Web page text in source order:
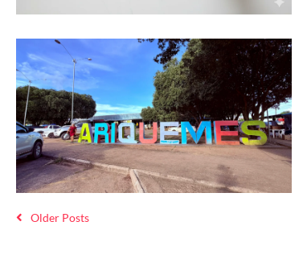
Older Posts